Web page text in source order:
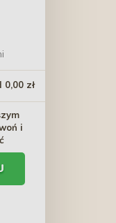
Laveta Super
0,00 zł
i